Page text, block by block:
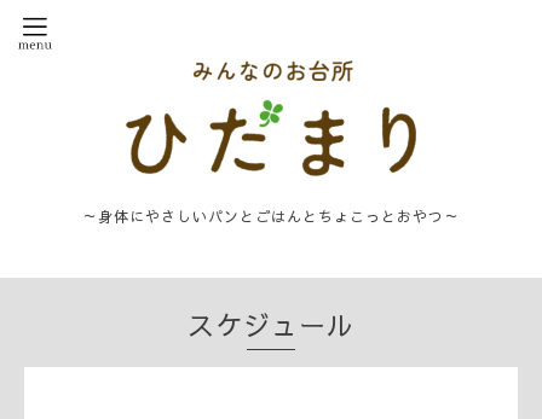
～身体にやさしいパンとごはんとちょこっとおやつ～
スケジュール